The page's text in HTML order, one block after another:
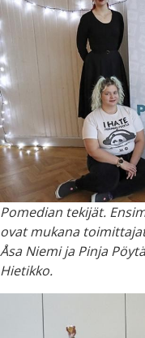
Pomedian tekijät.
ovat mukana
Åsa Niemi ja Pinja
Hietikko.